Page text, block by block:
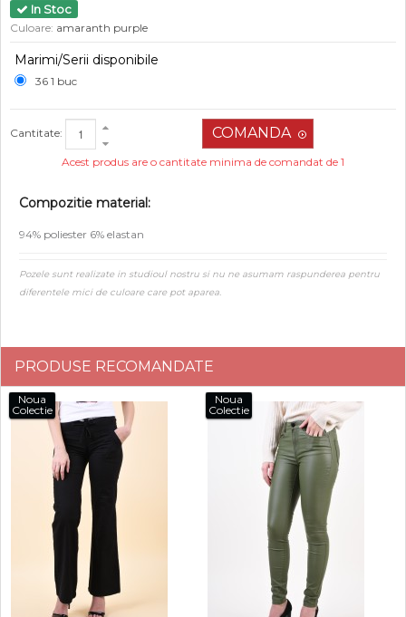
In Stoc
Culoare: amaranth purple
Marimi/Serii disponibile
36 1 buc
Cantitate:
Acest produs are o cantitate minima de comandat de 1
Compozitie material:
94% poliester 6% elastan
Pozele sunt realizate in studioul nostru si nu ne asumam raspunderea pentru
diferentele mici de culoare care pot aparea.
PRODUSE RECOMANDATE
Noua
Colectie
Noua
Colectie